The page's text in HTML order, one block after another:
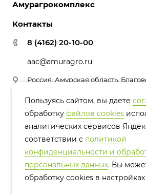
Соя и зерновые
Вакансии
Амурагрокомплекс
Контакты
8 (4162) 20-10-00
aac@amuragro.ru
Россия, Амурская область,
© 2026 Группа компаний
Политика конфиденциальности
Пользуясь сайтом, вы даете
обработку файлов cookies
аналитических сервисов
соответствии с политикой
конфиденциальности и
персональных данных. Вы
обработку сookies в